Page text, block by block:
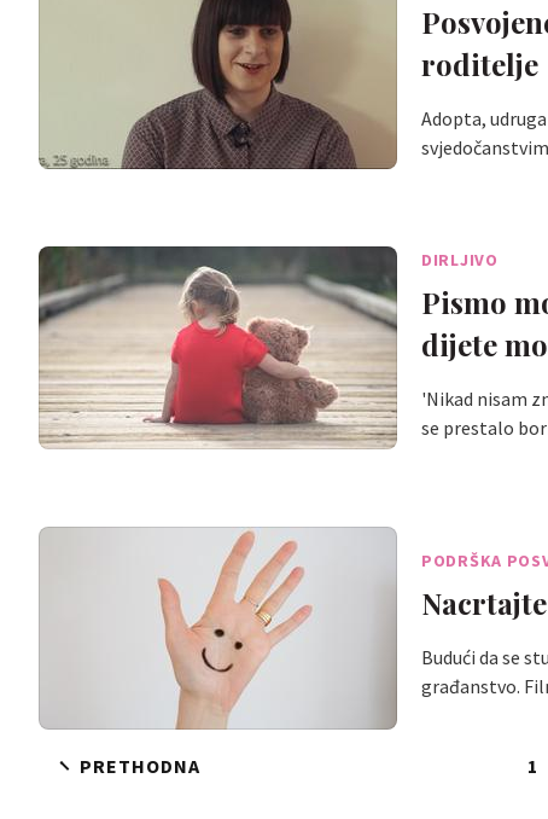
roditelje
Adopta,
DIRLJIVO
Pismo
dijete
'Nikad nisam
se prestalo
PODRŠKA
Budući da se
građanstvo.
PRETHODNA 1